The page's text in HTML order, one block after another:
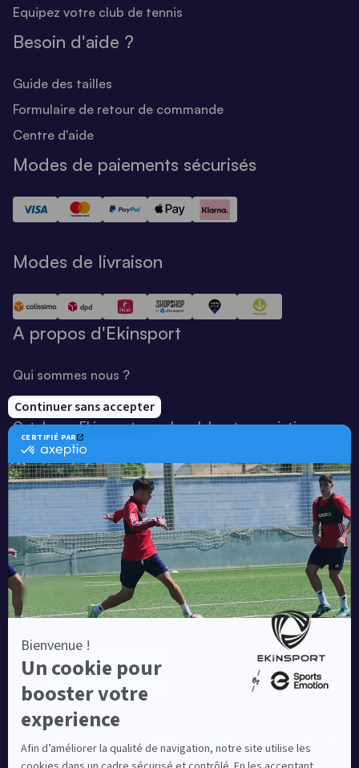
Equipez votre club de tennis
Besoin d'aide ?
Guide des tailles
Formulaire de retour de commande
Centre d'aide
Modes de paiements sécurisés
Modes de livraison
A propos d'Ekinsport
Qui sommes nous ?
Notre savoir-faire
Catalogue Ekinsport pour les clubs et associations
Catalogue running Ekinsport
Blog
Une société de :
Equipementier sportif leader en France depuis plus de
10 ans, Ekinsport a été distingué par la rédaction de